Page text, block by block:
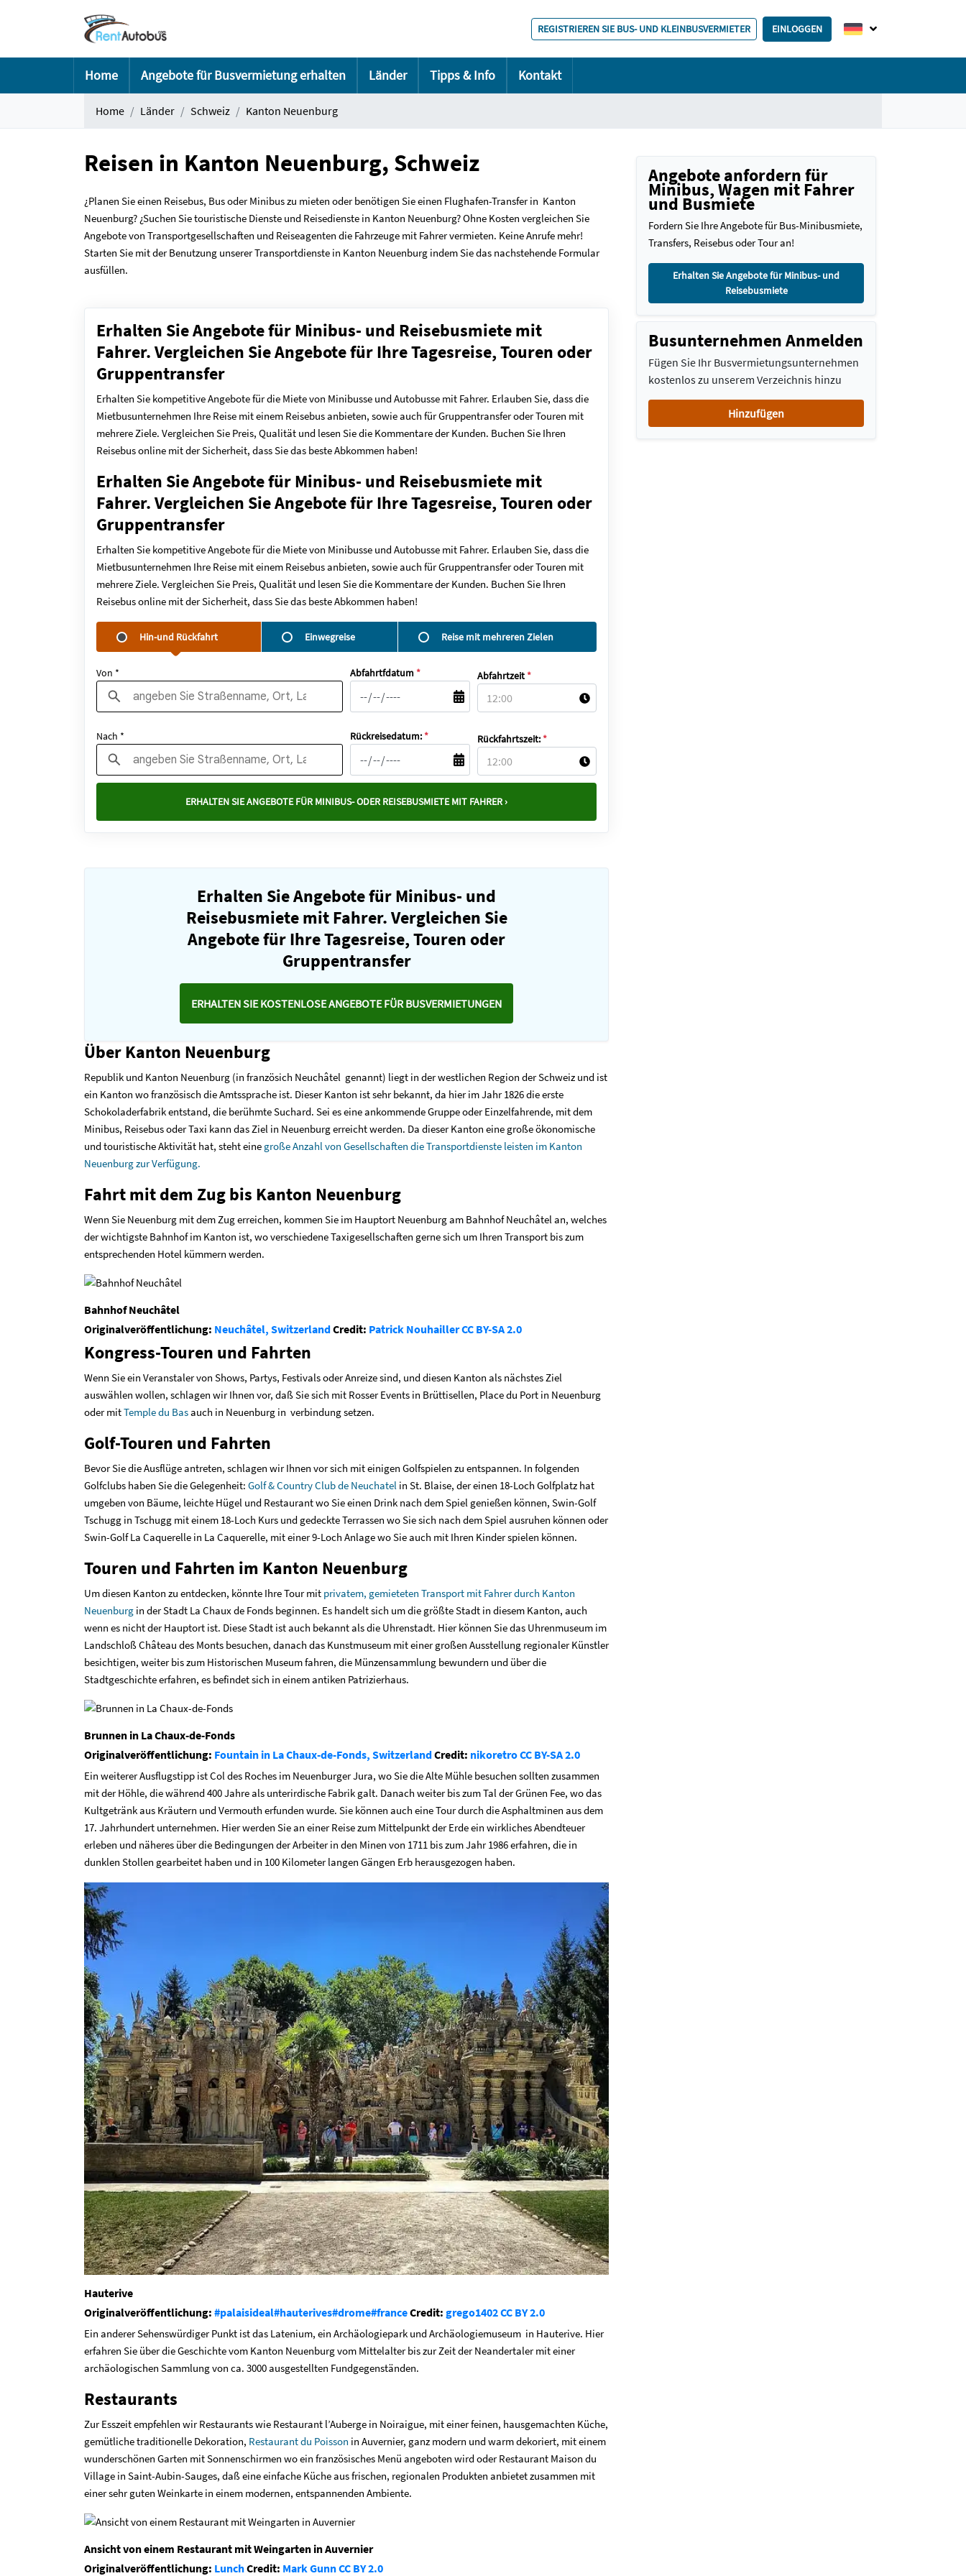
REGISTRIEREN SIE BUS- UND KLEINBUSVERMIETER EINLOGGEN
Home Angebote für Busvermietung erhalten Länder Tipps & Info Kontakt
Home Länder Schweiz Kanton Neuenburg
Reisen in Kanton Neuenburg, Schweiz
¿Planen Sie einen Reisebus, Bus oder Minibus zu mieten oder benötigen Sie einen Flughafen-Transfer in Kanton
Neuenburg? ¿Suchen Sie touristische Dienste und Reisedienste in Kanton Neuenburg? Ohne Kosten vergleichen Sie
Angebote von Transportgesellschaften und Reiseagenten die Fahrzeuge mit Fahrer vermieten. Keine Anrufe mehr!
Starten Sie mit der Benutzung unserer Transportdienste in Kanton Neuenburg indem Sie das nachstehende Formular
ausfüllen.
Erhalten Sie Angebote für Minibus- und Reisebusmiete mit
Fahrer. Vergleichen Sie Angebote für Ihre Tagesreise, Touren oder
Gruppentransfer
Erhalten Sie kompetitive Angebote für die Miete von Minibusse und Autobusse mit Fahrer. Erlauben Sie, dass die
Mietbusunternehmen Ihre Reise mit einem Reisebus anbieten, sowie auch für Gruppentransfer oder Touren mit
mehrere Ziele. Vergleichen Sie Preis, Qualität und lesen Sie die Kommentare der Kunden. Buchen Sie Ihren
Reisebus online mit der Sicherheit, dass Sie das beste Abkommen haben!
Erhalten Sie Angebote für Minibus- und Reisebusmiete mit
Fahrer. Vergleichen Sie Angebote für Ihre Tagesreise, Touren oder
Gruppentransfer
Erhalten Sie kompetitive Angebote für die Miete von Minibusse und Autobusse mit Fahrer. Erlauben Sie, dass die
Mietbusunternehmen Ihre Reise mit einem Reisebus anbieten, sowie auch für Gruppentransfer oder Touren mit
mehrere Ziele. Vergleichen Sie Preis, Qualität und lesen Sie die Kommentare der Kunden. Buchen Sie Ihren
Reisebus online mit der Sicherheit, dass Sie das beste Abkommen haben!
Hin-und Rückfahrt Einwegreise Reise mit mehreren Zielen
Von * Abfahrtfdatum * Abfahrtzeit *
Nach * Rückreisedatum: * Rückfahrtszeit: *
ERHALTEN SIE ANGEBOTE FÜR MINIBUS- ODER REISEBUSMIETE MIT FAHRER ›
Erhalten Sie Angebote für Minibus- und
Reisebusmiete mit Fahrer. Vergleichen Sie
Angebote für Ihre Tagesreise, Touren oder
Gruppentransfer
ERHALTEN SIE KOSTENLOSE ANGEBOTE FÜR BUSVERMIETUNGEN
Über Kanton Neuenburg
Republik und Kanton Neuenburg (in französich Neuchâtel genannt) liegt in der westlichen Region der Schweiz und ist
ein Kanton wo französisch die Amtssprache ist. Dieser Kanton ist sehr bekannt, da hier im Jahr 1826 die erste
Schokoladerfabrik entstand, die berühmte Suchard. Sei es eine ankommende Gruppe oder Einzelfahrende, mit dem
Minibus, Reisebus oder Taxi kann das Ziel in Neuenburg erreicht werden. Da dieser Kanton eine große ökonomische
und touristische Aktivität hat, steht eine große Anzahl von Gesellschaften die Transportdienste leisten im Kanton
Neuenburg zur Verfügung.
Fahrt mit dem Zug bis Kanton Neuenburg
Wenn Sie Neuenburg mit dem Zug erreichen, kommen Sie im Hauptort Neuenburg am Bahnhof Neuchâtel an, welches
der wichtigste Bahnhof im Kanton ist, wo verschiedene Taxigesellschaften gerne sich um Ihren Transport bis zum
entsprechenden Hotel kümmern werden.
Bahnhof Neuchâtel
Originalveröffentlichung: Neuchâtel, SwitzerlandCredit: Patrick NouhaillerCC BY-SA 2.0
Kongress-Touren und Fahrten
Wenn Sie ein Veranstaler von Shows, Partys, Festivals oder Anreize sind, und diesen Kanton als nächstes Ziel
auswählen wollen, schlagen wir Ihnen vor, daß Sie sich mit Rosser Events in Brüttisellen, Place du Port in Neuenburg
oder mitTemple du Basauch in Neuenburg in verbindung setzen.
Golf-Touren und Fahrten
Bevor Sie die Ausflüge antreten, schlagen wir Ihnen vor sich mit einigen Golfspielen zu entspannen. In folgenden
Golfclubs haben Sie die Gelegenheit: Golf & Country Club de Neuchatel in St. Blaise, der einen 18-Loch Golfplatz hat
umgeben von Bäume, leichte Hügel und Restaurant wo Sie einen Drink nach dem Spiel genießen können, Swin-Golf
Tschugg in Tschugg mit einem 18-Loch Kurs und gedeckte Terrassen wo Sie sich nach dem Spiel ausruhen können oder
Swin-Golf La Caquerelle in La Caquerelle, mit einer 9-Loch Anlage wo Sie auch mit Ihren Kinder spielen können.
Touren und Fahrten im Kanton Neuenburg
Um diesen Kanton zu entdecken, könnte Ihre Tour mit privatem, gemieteten Transport mit Fahrer durch Kanton
Neuenburg in der Stadt La Chaux de Fonds beginnen. Es handelt sich um die größte Stadt in diesem Kanton, auch
wenn es nicht der Hauptort ist. Diese Stadt ist auch bekannt als die Uhrenstadt. Hier können Sie das Uhrenmuseum im
Landschloß Château des Monts besuchen, danach das Kunstmuseum mit einer großen Ausstellung regionaler Künstler
besichtigen, weiter bis zum Historischen Museum fahren, die Münzensammlung bewundern und über die
Stadtgeschichte erfahren, es befindet sich in einem antiken Patrizierhaus.
Brunnen in La Chaux-de-Fonds
Originalveröffentlichung: Fountain in La Chaux-de-Fonds, SwitzerlandCredit: nikoretroCC BY-SA 2.0
Ein weiterer Ausflugstipp ist Col des Roches im Neuenburger Jura, wo Sie die Alte Mühle besuchen sollten zusammen
mit der Höhle, die während 400 Jahre als unterirdische Fabrik galt. Danach weiter bis zum Tal der Grünen Fee, wo das
Kultgetränk aus Kräutern und Vermouth erfunden wurde. Sie können auch eine Tour durch die Asphaltminen aus dem
17. Jahrhundert unternehmen. Hier werden Sie an einer Reise zum Mittelpunkt der Erde ein wirkliches Abendteuer
erleben und näheres über die Bedingungen der Arbeiter in den Minen von 1711 bis zum Jahr 1986 erfahren, die in
dunklen Stollen gearbeitet haben und in 100 Kilometer langen Gängen Erb herausgezogen haben.
Hauterive
Originalveröffentlichung: #palaisideal#hauterives#drome#franceCredit: grego1402CC BY 2.0
Ein anderer Sehenswürdiger Punkt ist das Latenium, ein Archäologiepark und Archäologiemuseum in Hauterive. Hier
erfahren Sie über die Geschichte vom Kanton Neuenburg vom Mittelalter bis zur Zeit der Neandertaler mit einer
archäologischen Sammlung von ca. 3000 ausgestellten Fundgegenständen.
Restaurants
Zur Esszeit empfehlen wir Restaurants wie Restaurant l’Auberge in Noiraigue, mit einer feinen, hausgemachten Küche,
gemütliche traditionelle Dekoration, Restaurant du Poisson in Auvernier, ganz modern und warm dekoriert, mit einem
wunderschönen Garten mit Sonnenschirmen wo ein französisches Menü angeboten wird oder Restaurant Maison du
Village in Saint-Aubin-Sauges, daß eine einfache Küche aus frischen, regionalen Produkten anbietet zusammen mit
einer sehr guten Weinkarte in einem modernen, entspannenden Ambiente.
Ansicht von einem Restaurant mit Weingarten in Auvernier
Originalveröffentlichung: LunchCredit: Mark GunnCC BY 2.0
Angebote anfordern für
Minibus, Wagen mit Fahrer
und Busmiete
Fordern Sie Ihre Angebote für Bus-Minibusmiete,
Transfers, Reisebus oder Tour an!
Erhalten Sie Angebote für Minibus- und
Reisebusmiete
Busunternehmen Anmelden
Fügen Sie Ihr Busvermietungsunternehmen
kostenlos zu unserem Verzeichnis hinzu
Hinzufügen